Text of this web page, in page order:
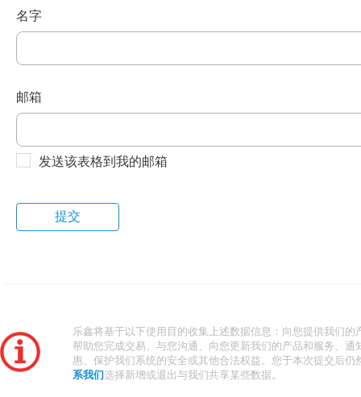
名字
邮箱
发送该表格到我的邮箱
乐鑫将基于以下使用目的收集上述数据信息：向您提供我们的
帮助您完成交易、与您沟通、向您更新我们的产品和服务、通
惠、保护我们系统的安全或其他合法权益。您于本次提交后仍
系我们 选择新增或退出与我们共享某些数据。